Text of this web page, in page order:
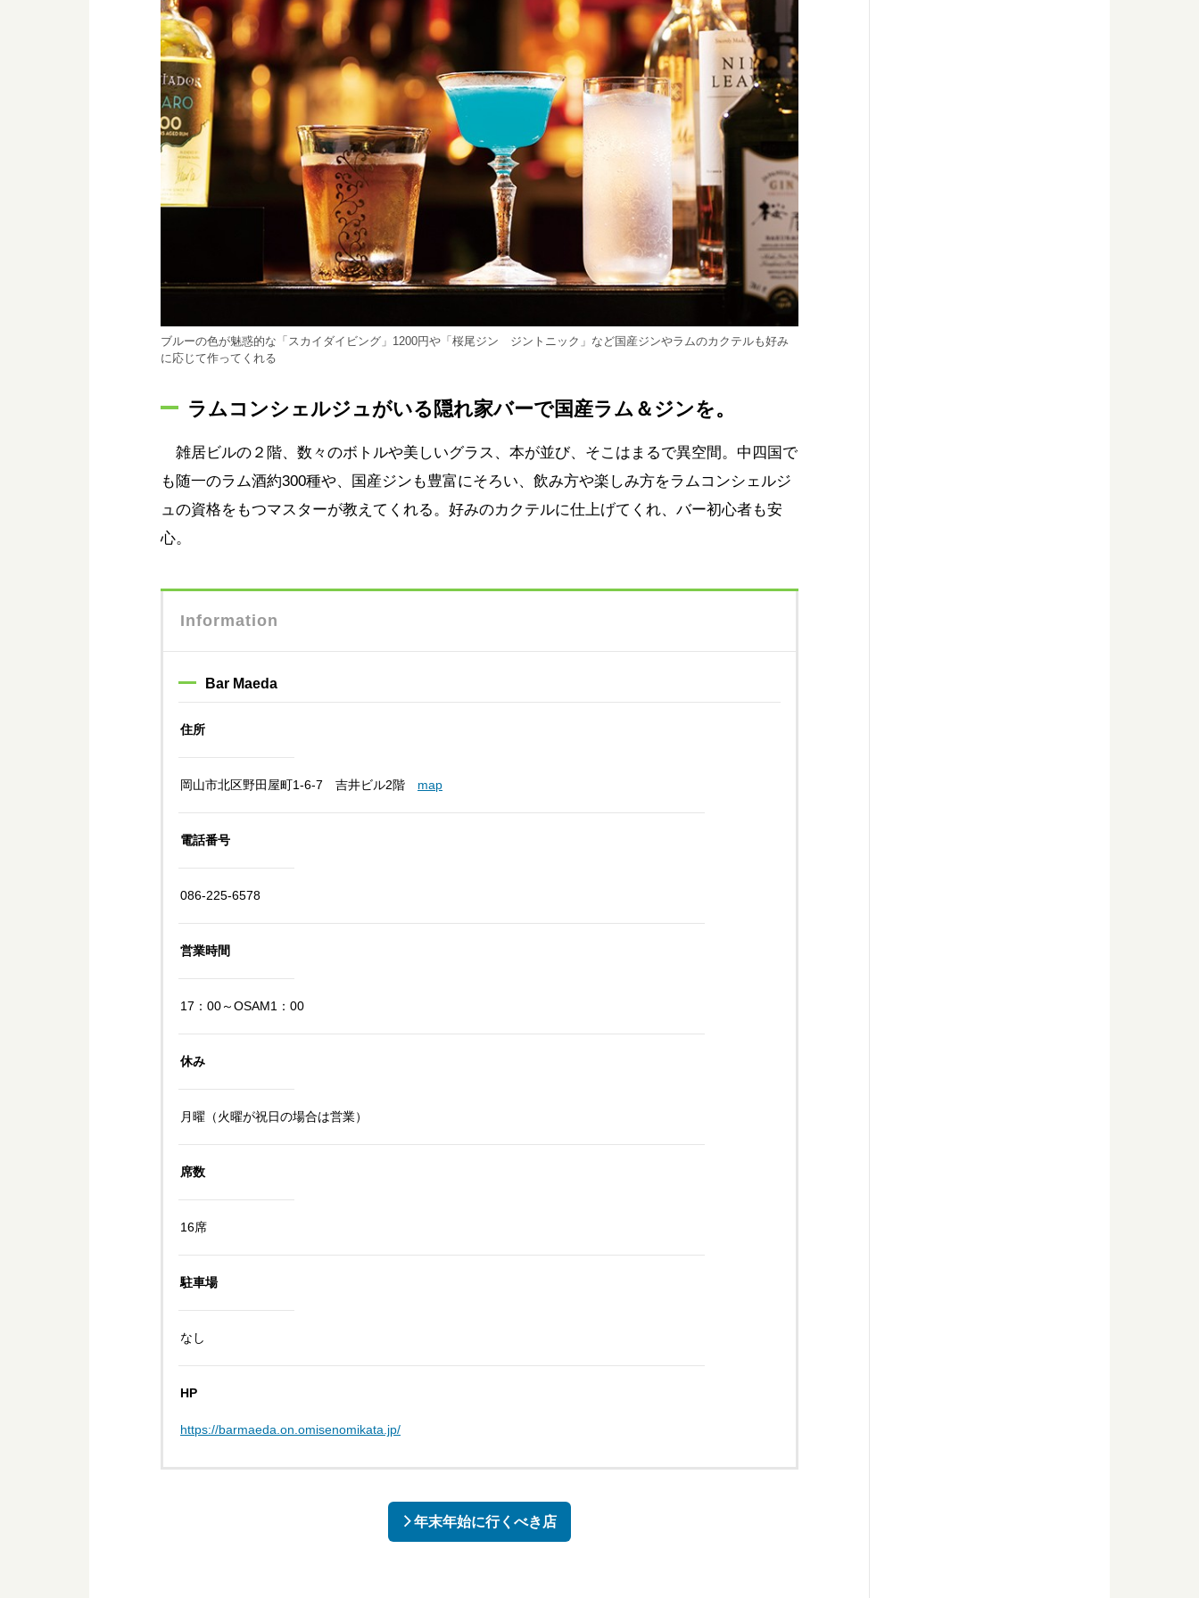
ブルーの色が魅惑的な「スカイダイビング」1200円や「桜尾ジン ジントニック」など国産ジンやラムのカクテルも好み
に応じて作ってくれる
ラムコンシェルジュがいる隠れ家バーで国産ラム＆ジンを。
雑居ビルの２階、数々のボトルや美しいグラス、本が並び、そこはまるで異空間。中四国で
も随一のラム酒約300種や、国産ジンも豊富にそろい、飲み方や楽しみ方をラムコンシェルジ
ュの資格をもつマスターが教えてくれる。好みのカクテルに仕上げてくれ、バー初心者も安
心。
Information
Bar Maeda
住所
岡山市北区野田屋町1-6-7 吉井ビル2階 map
電話番号
086-225-6578
営業時間
17：00～OSAM1：00
休み
月曜（火曜が祝日の場合は営業）
席数
16席
駐車場
なし
HP
https://barmaeda.on.omisenomikata.jp/
年末年始に行くべき店